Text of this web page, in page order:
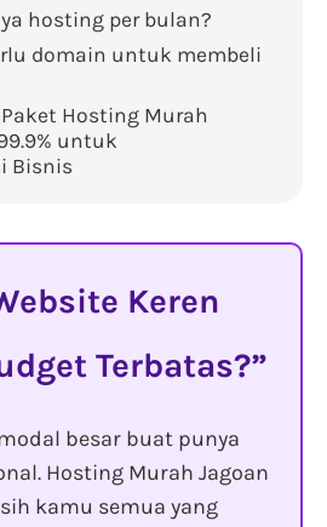
hosting per bulan?
domain untuk membeli
Hosting Murah
untuk
Bisnis
Keren
Terbatas?
besar buat punya
Hosting Murah Jagoan
kamu semua yang